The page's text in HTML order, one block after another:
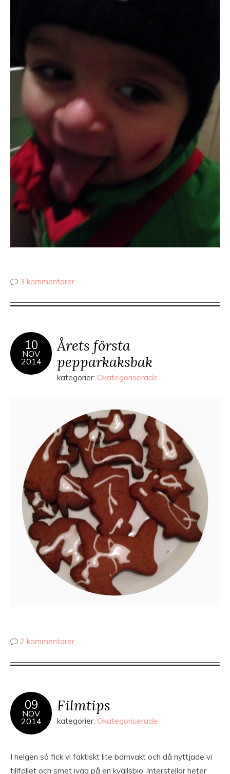
3 kommentarer
10
NOV
2014
Årets första
pepparkaksbak
kategorier: Okategoriserade
2 kommentarer
09
NOV
2014
Filmtips
kategorier: Okategoriserade
I helgen så fick vi faktiskt lite barnvakt och då nyttjade vi
tillfället och smet iväg på en kvällsbio. Interstellar heter